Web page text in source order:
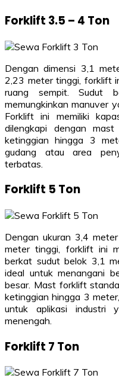
Forklift 3.5 – 4 Ton
Dengan dimensi 3,1
2,23 meter tinggi, forklift
ruang sempit. Sudut
memungkinkan manuver
Forklift ini memiliki
dilengkapi dengan
ketinggian hingga 3
gudang atau area
terbatas.
Forklift 5 Ton
Dengan ukuran 3,4
meter tinggi, forklift ini
berkat sudut belok 3,1
ideal untuk menangani
besar. Mast forklift
ketinggian hingga 3
untuk aplikasi industri
menengah.
Forklift 7 Ton